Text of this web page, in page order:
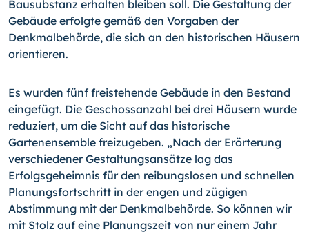
Bausubstanz erhalten bleiben soll. Die Gestaltung der
Gebäude erfolgte gemäß den Vorgaben der
Denkmalbehörde, die sich an den historischen Häusern
orientieren.
Es wurden fünf freistehende Gebäude in den Bestand
eingefügt. Die Geschossanzahl bei drei Häusern wurde
reduziert, um die Sicht auf das historische
Gartenensemble freizugeben. „Nach der Erörterung
verschiedener Gestaltungsansätze lag das
Erfolgsgeheimnis für den reibungslosen und schnellen
Planungsfortschritt in der engen und zügigen
Abstimmung mit der Denkmalbehörde. So können wir
mit Stolz auf eine Planungszeit von nur einem Jahr